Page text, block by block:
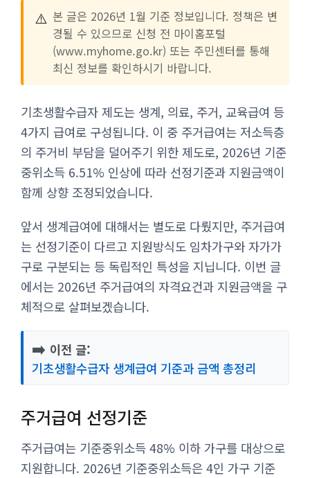
⚠️ 본 글은 2026년 1월 기준 정보입니다. 정책은 변
경될 수 있으므로 신청 전 마이홈포털
(www.myhome.go.kr) 또는 주민센터를 통해
최신 정보를 확인하시기 바랍니다.
기초생활수급자 제도는 생계, 의료, 주거, 교육급여 등
4가지 급여로 구성됩니다. 이 중 주거급여는 저소득층
의 주거비 부담을 덜어주기 위한 제도로, 2026년 기준
중위소득 6.51% 인상에 따라 선정기준과 지원금액이
함께 상향 조정되었습니다.
앞서 생계급여에 대해서는 별도로 다뤘지만, 주거급여
는 선정기준이 다르고 지원방식도 임차가구와 자가가
구로 구분되는 등 독립적인 특성을 지닙니다. 이번 글
에서는 2026년 주거급여의 자격요건과 지원금액을 구
체적으로 살펴보겠습니다.
➡️ 이전 글:
기초생활수급자 생계급여 기준과 금액 총정리
주거급여 선정기준
주거급여는 기준중위소득 48% 이하 가구를 대상으로
지원합니다. 2026년 기준중위소득은 4인 가구 기준